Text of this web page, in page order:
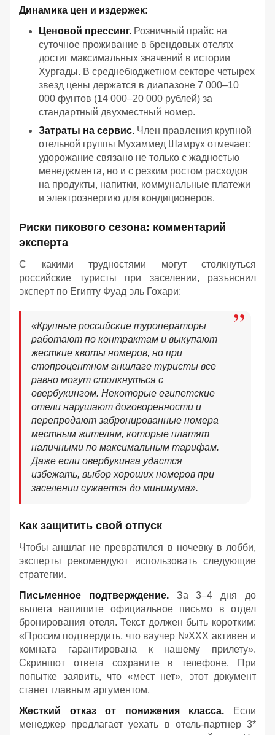
Динамика цен и издержек:
Ценовой прессинг. Розничный прайс на
суточное проживание в брендовых отелях
достиг максимальных значений в истории
Хургады. В среднебюджетном секторе четырех
звезд цены держатся в диапазоне 7 000–10
000 фунтов (14 000–20 000 рублей) за
стандартный двухместный номер.
Затраты на сервис. Член правления крупной
отельной группы Мухаммед Шамрух отмечает:
удорожание связано не только с жадностью
менеджмента, но и с резким ростом расходов
на продукты, напитки, коммунальные платежи
и электроэнергию для кондиционеров.
Риски пикового сезона: комментарий
эксперта
С какими трудностями могут столкнуться
российские туристы при заселении, разъяснил
эксперт по Египту Фуад эль Гохари:
«Крупные российские туроператоры
работают по контрактам и выкупают
жесткие квоты номеров, но при
стопроцентном аншлаге туристы все
равно могут столкнуться с
овербукингом. Некоторые египетские
отели нарушают договоренности и
перепродают забронированные номера
местным жителям, которые платят
наличными по максимальным тарифам.
Даже если овербукинга удастся
избежать, выбор хороших номеров при
заселении сужается до минимума».
Как защитить свой отпуск
Чтобы аншлаг не превратился в ночевку в лобби,
эксперты рекомендуют использовать следующие
стратегии.
Письменное подтверждение.За 3–4 дня до
вылета напишите официальное письмо в отдел
бронирования отеля. Текст должен быть коротким:
«Просим подтвердить, что ваучер №ХХХ активен и
комната гарантирована к нашему прилету».
Скриншот ответа сохраните в телефоне. При
попытке заявить, что «мест нет», этот документ
станет главным аргументом.
Жесткий отказ от понижения класса. Если
менеджер предлагает уехать в отель-партнер 3*